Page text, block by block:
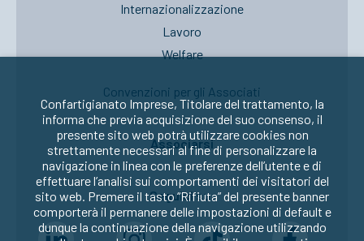
Internazionalizzazione
Lavoro
Welfare
Convenzioni per gli Associati
Associarsi
Seguici su:
Confartigianato Imprese, Titolare del trattamento, la
informa che previa acquisizione del suo consenso, il
presente sito web potrà utilizzare cookies non
strettamente necessari al fine di personalizzare la
navigazione in linea con le preferenze dell’utente e di
effettuare l’analisi sui comportamenti dei visitatori del
sito web. Premere il tasto “Rifiuta” del presente banner
comporterà il permanere delle impostazioni di default e
dunque la continuazione della navigazione utilizzando